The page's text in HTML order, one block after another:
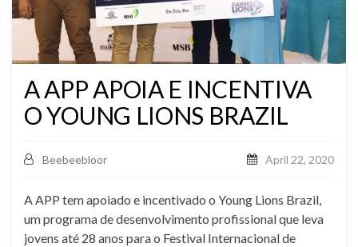
A APP APOIA E INCENTIVA
O YOUNG LIONS BRAZIL
Beebeebloor April 22, 2020
A APP tem apoiado e incentivado o Young Lions Brazil,
um programa de desenvolvimento profissional que leva
jovens até 28 anos para o Festival Internacional de